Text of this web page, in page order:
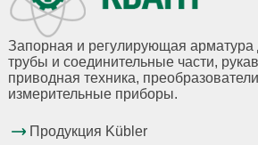
Запорная и регулирующая арматура
трубы и соединительные части,
приводная техника,
измерительные приборы.
Продукция Kübler